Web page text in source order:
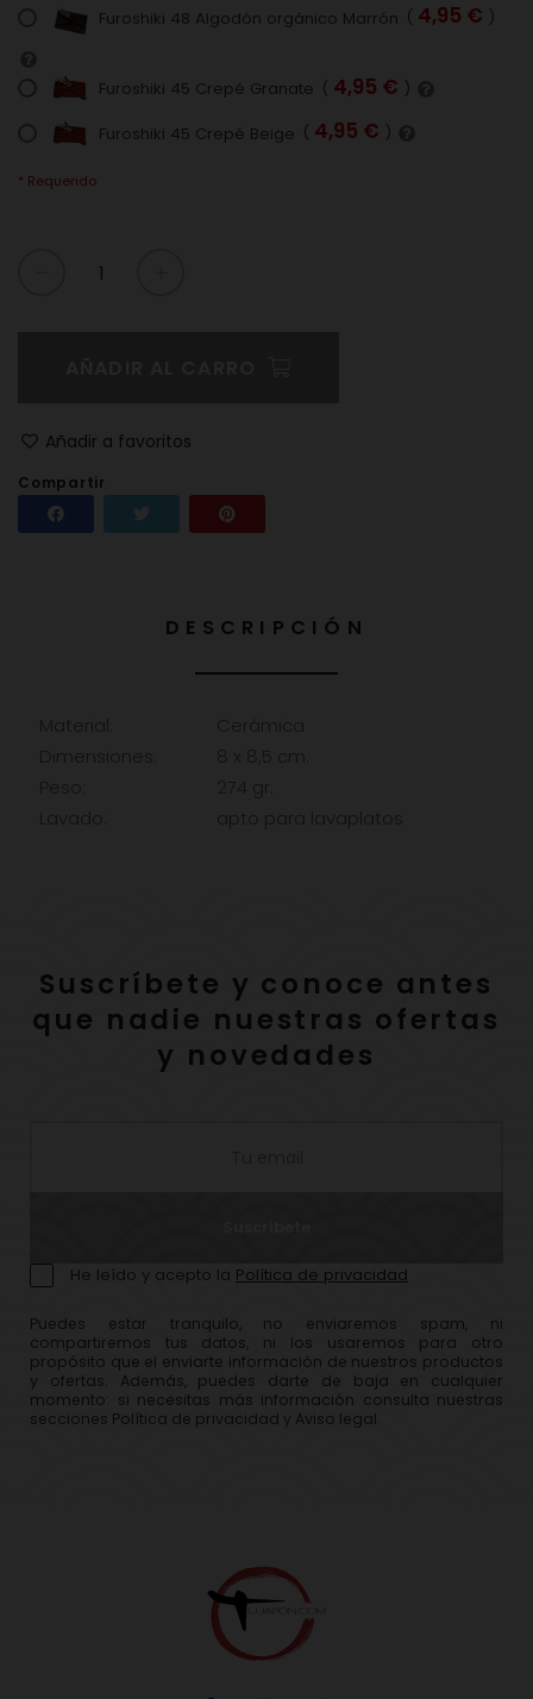
Furoshiki 48 Algodón orgánico Marrón ( 4,95 € )
Furoshiki 45 Crepé Granate ( 4,95 € )
Furoshiki 45 Crepé Beige ( 4,95 € )
* Requerido
Añadir a favoritos
Compartir
Compartir Tuitear
DESCRIPCIÓN
Suscríbete y conoce antes
que nadie nuestras ofertas
y novedades
Puedes estar tranquilo, no enviaremos spam, ni
compartiremos tus datos, ni los usaremos para otro
propósito que el enviarte información de nuestros productos
y ofertas. Además, puedes darte de baja en cualquier
momento: si necesitas más información consulta nuestras
secciones Política de privacidad y Aviso legal.
He leído y acepto la Política de privacidad